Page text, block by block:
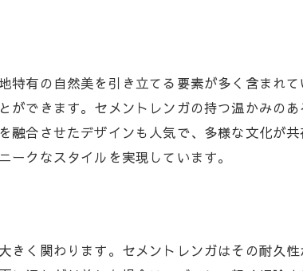
有の自然美を引き立てる要素が多く含まれ
できます。セメントレンガの持つ温かみの
合させたデザインも人気で、多様な文化が
クなスタイルを実現しています。
く関わります。セメントレンガはその耐久